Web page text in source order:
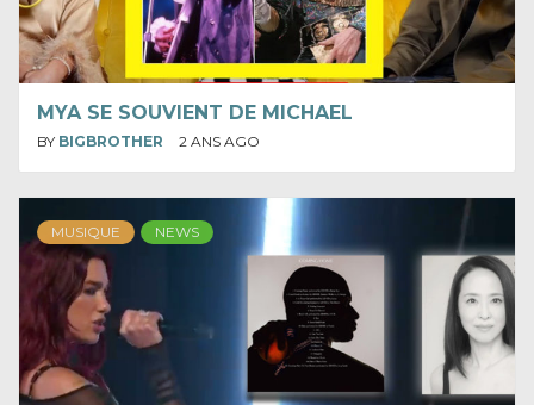
MYA SE SOUVIENT DE MICHAEL
BY BIGBROTHER 2 ANS AGO
MUSIQUE NEWS